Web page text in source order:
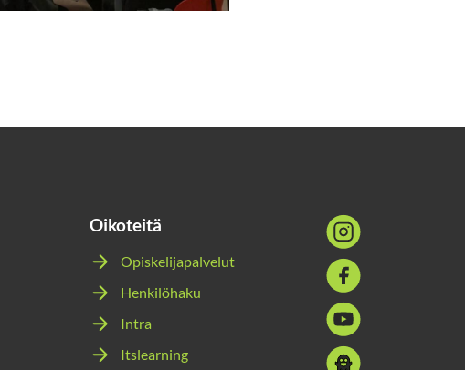
Oikoteitä
Opiskelijapalvelut
Henkilöhaku
Intra
Itslearning
Sosiaalinen
media:
instagram
Sosiaalinen
media:
facebook
Sosiaalinen
media:
youtube
Sosiaalinen